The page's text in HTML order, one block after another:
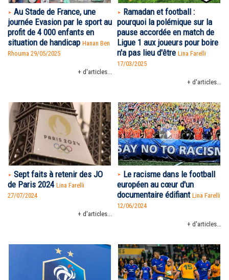
Au Stade de France, une
journée Evasion par le sport au
profit de 4 000 enfants en
situation de handicap Hanan Ben
Rhouma 29/05/2025
+ d'articles...
Ramadan et football :
pourquoi la polémique sur la
pause accordée en match de
Ligue 1 aux joueurs pour boire
n'a pas lieu d'être Lina Farelli
17/03/2025
+ d'articles...
Sept faits à retenir des JO
de Paris 2024 Lina Farelli
27/07/2024
+ d'articles...
Le racisme dans le football
européen au cœur d'un
documentaire édifiant Lina Farelli
12/06/2024
+ d'articles...